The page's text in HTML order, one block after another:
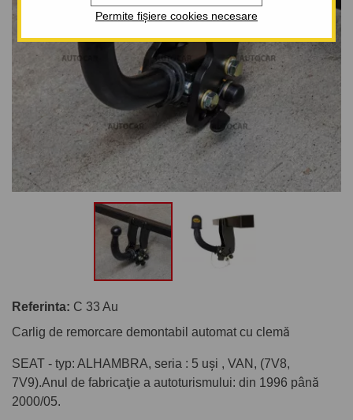
Permite fișiere cookies necesare
Referinta: C 33 Au
Carlig de remorcare demontabil automat cu clemă
SEAT - typ: ALHAMBRA, seria : 5 uşi , VAN, (7V8,
7V9).Anul de fabricaţie a autoturismului: din 1996 până
2000/05.